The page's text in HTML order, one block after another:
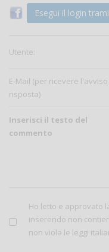
Esegui il login
Utente:
E-Mail (per ricevere l'avviso
risposta)
Inserisci il testo del
commento
Ho letto e approvato
inserendo non
non viola le leggi